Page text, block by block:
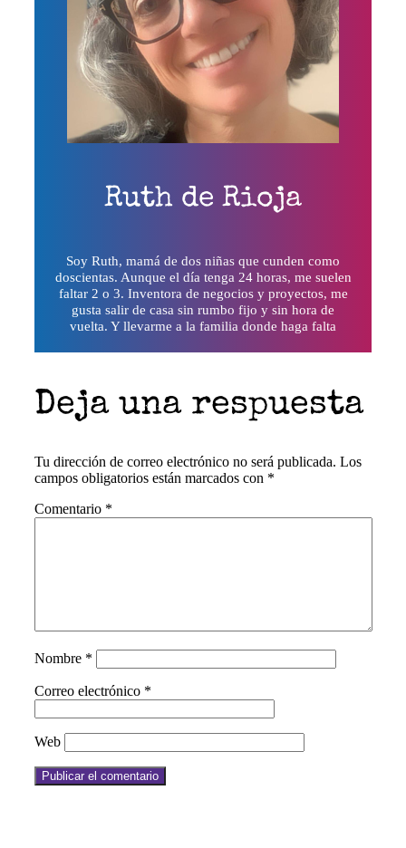
Ruth de Rioja
Soy Ruth, mamá de dos niñas que cunden como
doscientas. Aunque el día tenga 24 horas, me suelen
faltar 2 o 3. Inventora de negocios y proyectos, me
gusta salir de casa sin rumbo fijo y sin hora de
vuelta. Y llevarme a la familia donde haga falta
Deja una respuesta
Tu dirección de correo electrónico no será publicada. Los
campos obligatorios están marcados con *
Comentario *
Nombre *
Correo electrónico *
Web